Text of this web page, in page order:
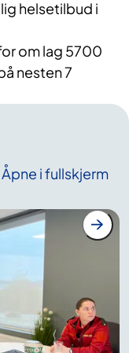
helsetilbud i
om lag 5700
nesten 7
Åpne i fullskjerm